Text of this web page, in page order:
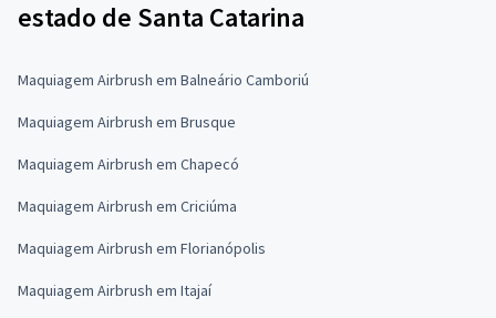
estado de Santa Catarina
Maquiagem Airbrush em Balneário Camboriú
Maquiagem Airbrush em Brusque
Maquiagem Airbrush em Chapecó
Maquiagem Airbrush em Criciúma
Maquiagem Airbrush em Florianópolis
Maquiagem Airbrush em Itajaí